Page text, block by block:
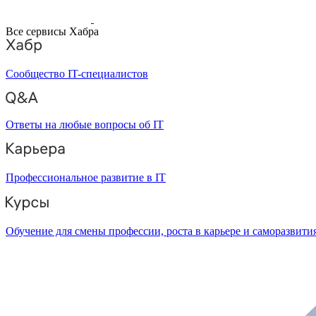
Все сервисы Хабра
Сообщество IT-специалистов
Ответы на любые вопросы об IT
Профессиональное развитие в IT
Обучение для смены профессии, роста в карьере и